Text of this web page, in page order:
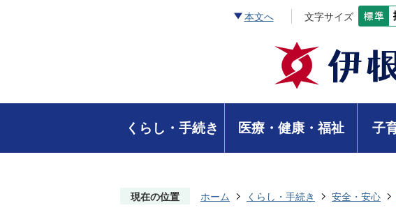
本文へ 文字サイズ
くらし・手続き 医療・健康・福祉 子
現在の位置 ホーム くらし・手続き 安全・安心